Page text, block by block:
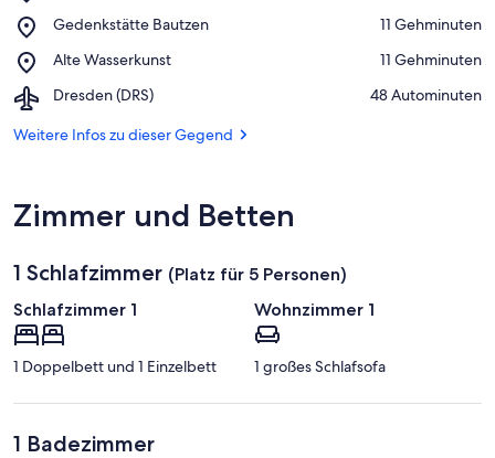
Rathaus
Gedenkstätte Bautzen
Place,
Bautzen
‪11 Gehminuten‬
Alte Wasserkunst
Place,
Wasserkunst
‪11 Gehminuten‬
Dresden (DRS)
Airport,
(DRS)
‪48 Autominuten‬
Weitere Infos zu dieser Gegend
Zimmer und Betten
1 Schlafzimmer (Platz für 5 Personen)
Schlafzimmer 1
1 Doppelbett und 1 Einzelbett
Wohnzimmer 1
1 großes Schlafsofa
1 Badezimmer